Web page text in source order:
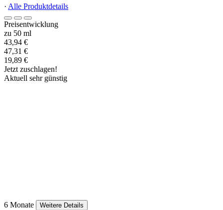
· Alle Produktdetails
Preisentwicklung
zu 50 ml
43,94 €
47,31 €
19,89 €
Jetzt zuschlagen!
Aktuell sehr günstig
6 Monate
Weitere Details